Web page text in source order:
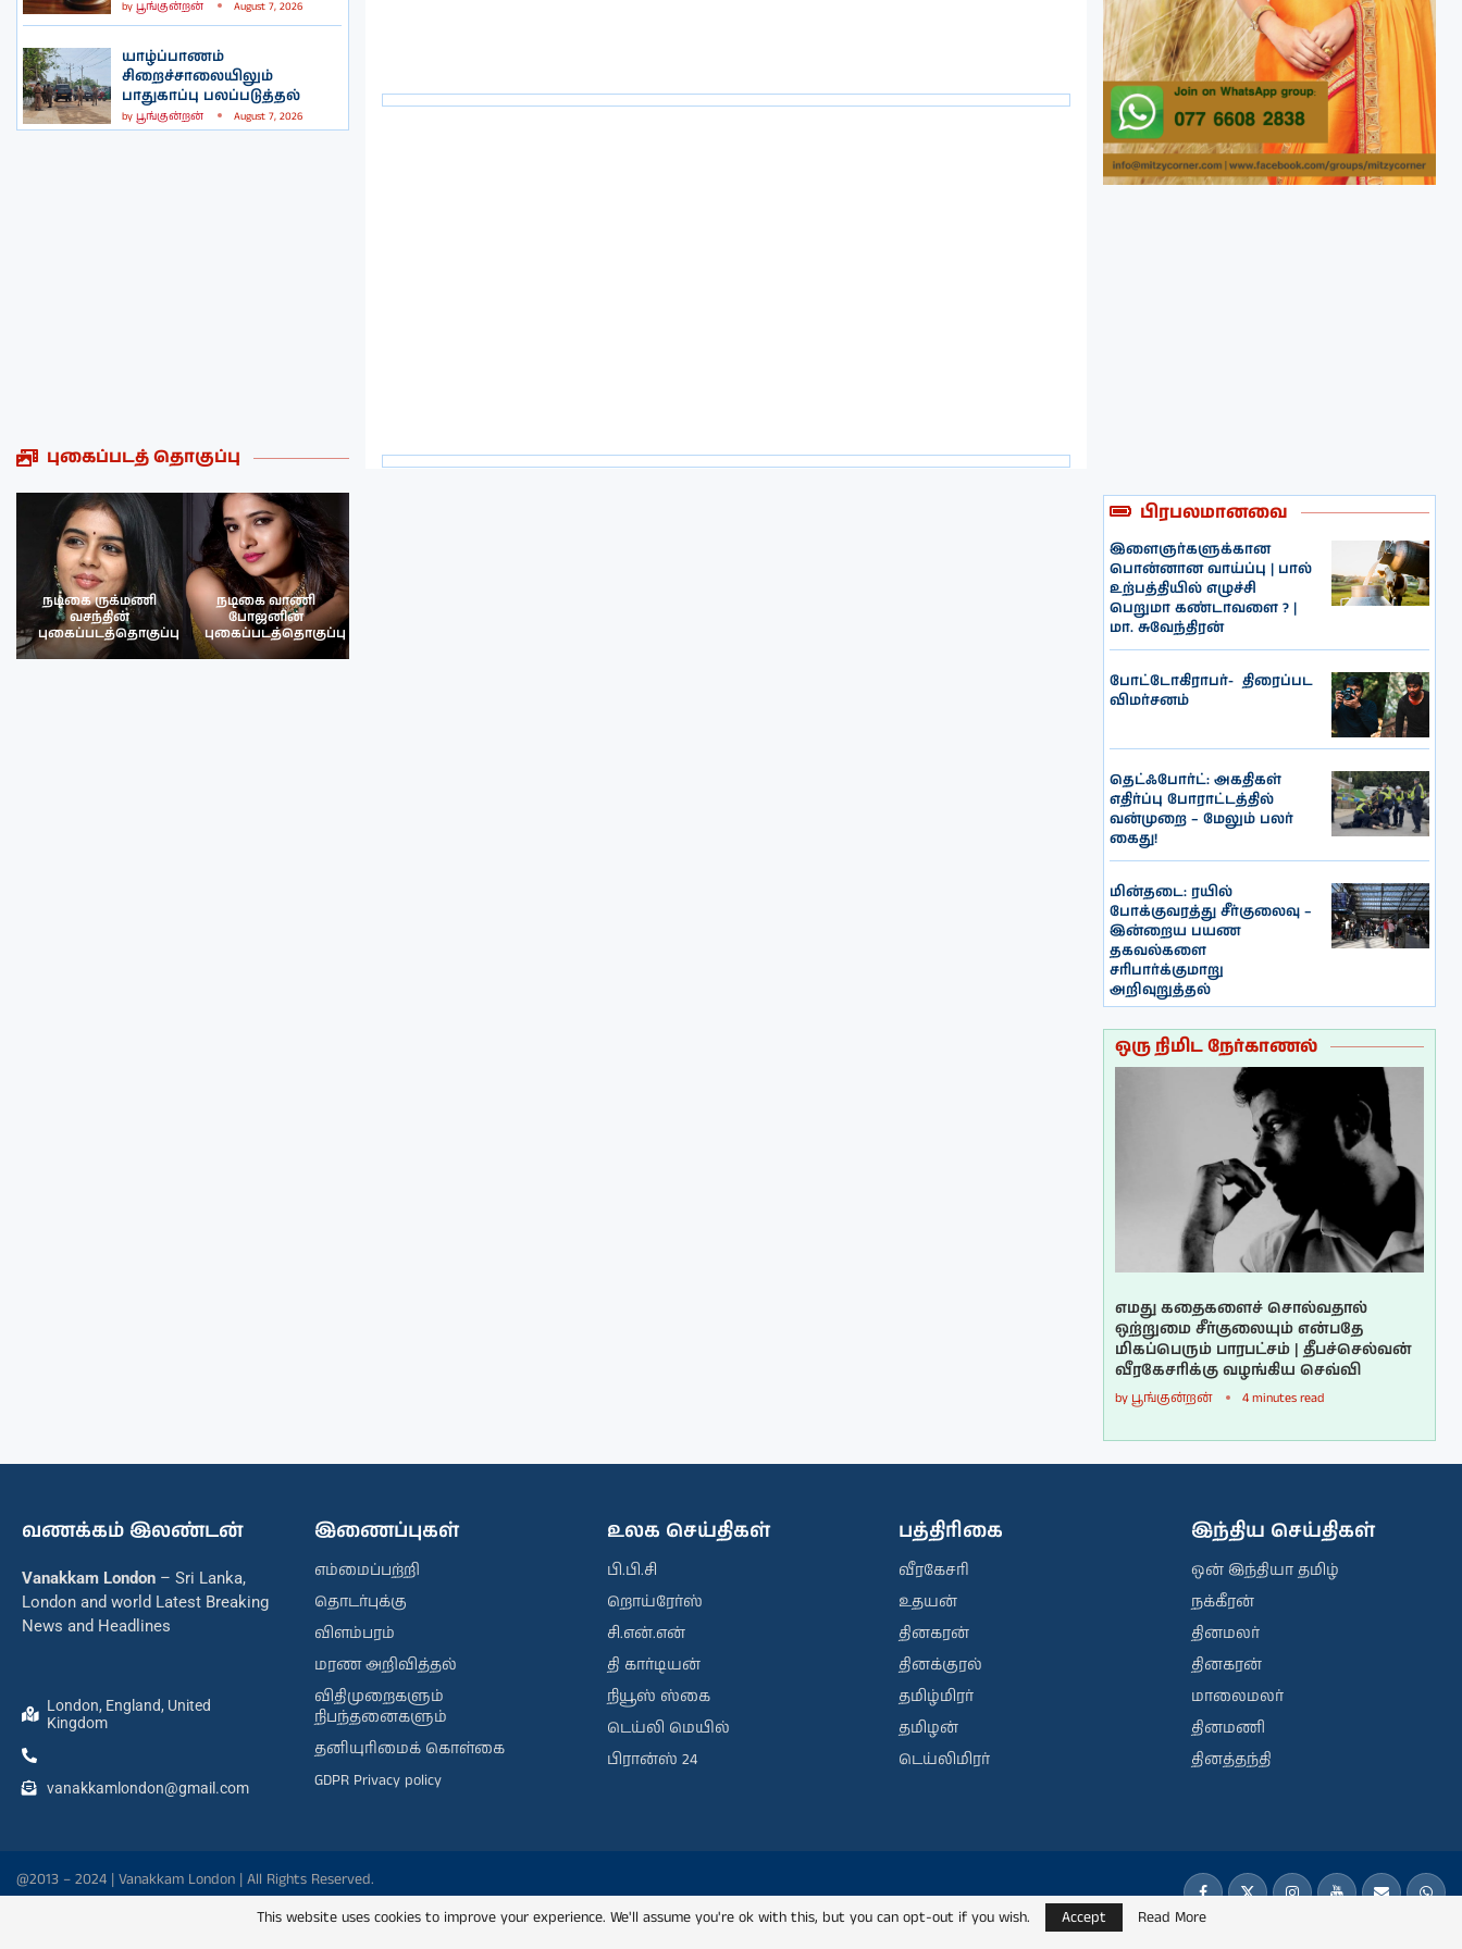
by பூங்குன்றன் August 7, 2026
யாழ்ப்பாணம்
சிறைச்சாலையிலும்
பாதுகாப்பு பலப்படுத்தல்
by பூங்குன்றன் August 7, 2026
புகைப்படத் தொகுப்பு
நடிகை ருக்மணி
வசந்தின்
புகைப்படத்தொகுப்பு
நடிகை வாணி
போஜனின்
புகைப்படத்தொகுப்பு
பிரபலமானவை
இளைஞர்களுக்கான
பொன்னான வாய்ப்பு | பால்
உற்பத்தியில் எழுச்சி
பெறுமா கண்டாவளை ? |
மா. சுவேந்திரன்
போட்டோகிராபர்- ‌ திரைப்பட
விமர்சனம்
தெட்ஃபோர்ட்: அகதிகள்
எதிர்ப்பு போராட்டத்தில்
வன்முறை – மேலும் பலர்
கைது!
மின்தடை: ரயில்
போக்குவரத்து சீர்குலைவு –
இன்றைய பயண
தகவல்களை
சரிபார்க்குமாறு
அறிவுறுத்தல்
ஒரு நிமிட நேர்காணல்
எமது கதைகளைச் சொல்வதால்
ஒற்றுமை சீர்குலையும் என்பதே
மிகப்பெரும் பாரபட்சம் | தீபச்செல்வன்
வீரகேசரிக்கு வழங்கிய செவ்வி
by பூங்குன்றன் 4 minutes read
வணக்கம் இலண்டன்
Vanakkam London – Sri Lanka,
London and world Latest Breaking
News and Headlines
London, England, United
Kingdom
vanakkamlondon@gmail.com
இணைப்புகள்
எம்மைப்பற்றி
தொடர்புக்கு
விளம்பரம்
மரண அறிவித்தல்
விதிமுறைகளும்
நிபந்தனைகளும்
தனியுரிமைக் கொள்கை
GDPR Privacy policy
உலக செய்திகள்
பி.பி.சி
றொய்ரேர்ஸ்
சி.என்.என்
தி கார்டியன்
நியூஸ் ஸ்கை
டெய்லி மெயில்
பிரான்ஸ் 24
பத்திரிகை
வீரகேசரி
உதயன்
தினகரன்
தினக்குரல்
தமிழ்மிரர்
தமிழன்
டெய்லிமிரர்
இந்திய செய்திகள்
ஒன் இந்தியா தமிழ்
நக்கீரன்
தினமலர்
தினகரன்
மாலைமலர்
தினமணி
தினத்தந்தி
@2013 – 2024 | Vanakkam London | All Rights Reserved.
This website uses cookies to improve your experience. We'll assume you're ok with this, but you can opt-out if you wish.
Accept Read More